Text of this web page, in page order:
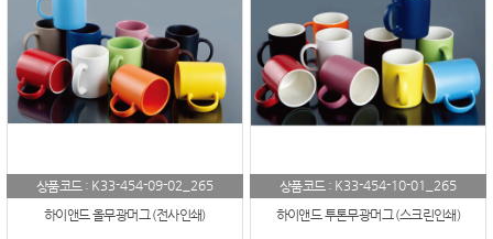
상품코드 : K33-454-09-02_265
하이앤드 올무광머그 (전사인쇄)
상품코드 : K33-454-10-01_265
하이앤드 투톤무광머그 (스크린인쇄)